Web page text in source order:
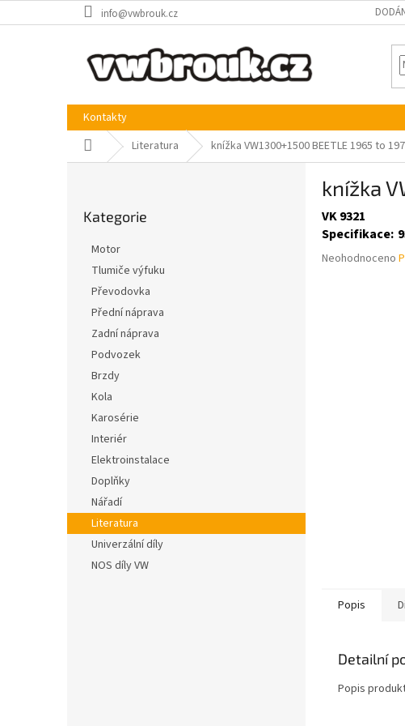
na
info@vwbrouk.cz
Kontakty
Domů Literatura knížka VW1300+1500 BEETLE 1965 to
kategorie
Kategorie
Motor
Tlumiče výfuku
Převodovka
Přední náprava
Zadní náprava
Podvozek
Brzdy
Kola
Karosérie
Interiér
Elektroinstalace
Doplňky
Nářadí
Literatura
Univerzální díly
NOS díly VW
knížka
VK 9321
Specifikace:
Průměrné
Neohodnoceno
Popis
Detailní
Popis